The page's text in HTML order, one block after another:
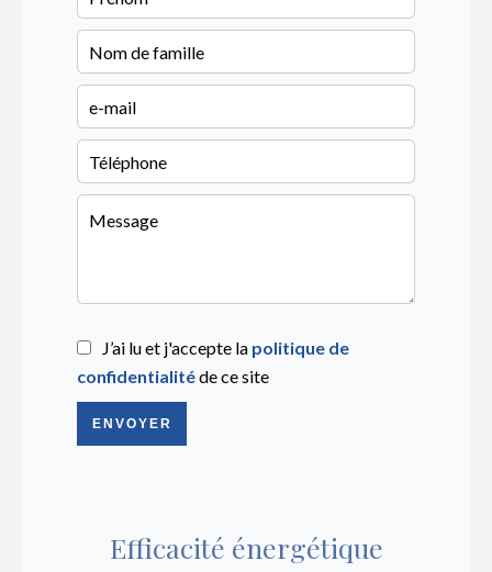
J’ai lu et j'accepte la politique de
confidentialitéde ce site
ENVOYER
Efficacité énergétique